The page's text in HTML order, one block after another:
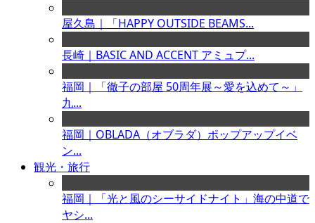
屋久島｜「HAPPY OUTSIDE BEAMS...
長崎｜BASIC AND ACCENT アミュプ...
福岡｜「徹子の部屋 50周年展～愛を込めて～」
九...
福岡｜OBLADA（オブラダ）ポップアップイベ
ン...
観光・旅行
福岡｜「光と風のシーサイドナイト」海の中道で
ヤシ...